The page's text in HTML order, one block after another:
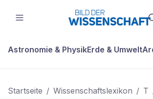
Astronomie & PhysikErde & Umwelt
Startseite / Wissenschaftslexikon / T